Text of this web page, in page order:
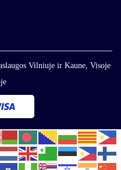
Vilniuje ir Kaune, Visoje